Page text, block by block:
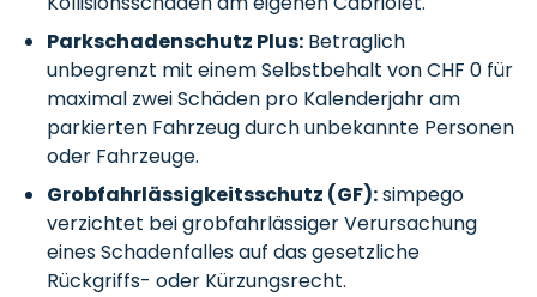
Parkschadenschutz Plus: Betraglich
unbegrenzt mit einem Selbstbehalt von CHF 0 für
maximal zwei Schäden pro Kalenderjahr am
parkierten Fahrzeug durch unbekannte Personen
oder Fahrzeuge.
Grobfahrlässigkeitsschutz (GF):simpego
verzichtet bei grobfahrlässiger Verursachung
eines Schadenfalles auf das gesetzliche
Rückgriffs- oder Kürzungsrecht.